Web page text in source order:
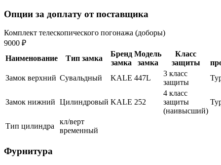
Опции за доплату от поставщика
Комплект телескопического погонажа (доборы)
9000 ₽
Наименование
Тип замка
Бренд
замка
Модель
замка
Класс
защиты
Замок верхний Сувальдный KALE 447L
3 класс
защиты
Замок нижний Цилиндровый KALE 252
4 класс
защиты
(наивысший)
Тип цилиндра
кл/верт
временный
Фурнитура